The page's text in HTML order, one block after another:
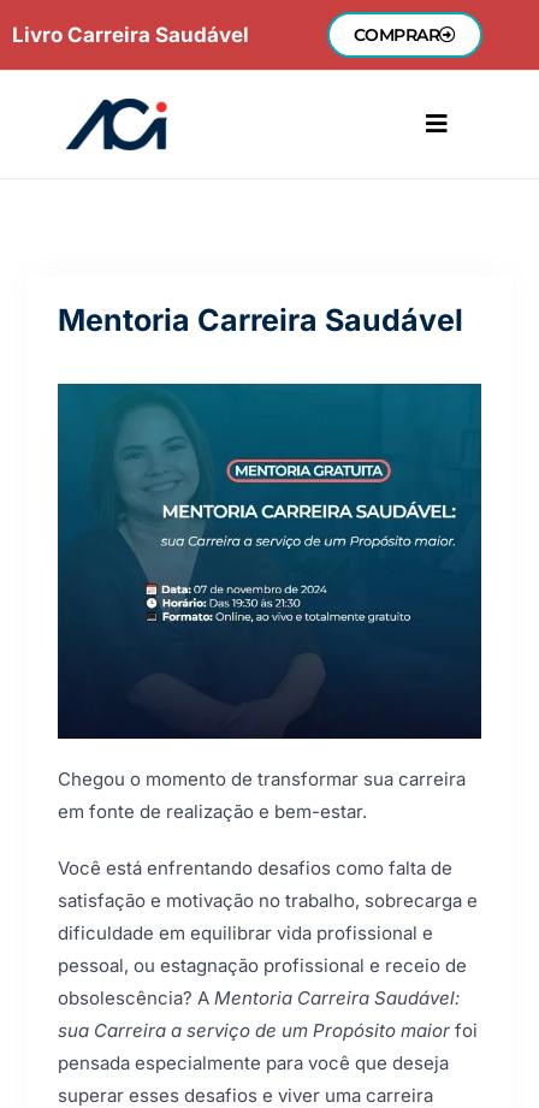
para
Livro Carreira Saudável COMPRAR
Mentoria Carreira Saudável
Chegou o momento de transformar sua carreira
em fonte de realização e bem-estar.
Você está enfrentando desafios como falta de
satisfação e motivação no trabalho, sobrecarga e
dificuldade em equilibrar vida profissional e
pessoal, ou estagnação profissional e receio de
obsolescência? AMentoria Carreira Saudável:
sua Carreira a serviço de um Propósito maior foi
pensada especialmente para você que deseja
superar esses desafios e viver uma carreira